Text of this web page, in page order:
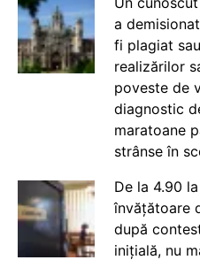
a
fi plagiat
realizărilor
poveste de
diagnostic
maratoane
strânse în
De la 4.90
învățătoare
după
inițială, nu